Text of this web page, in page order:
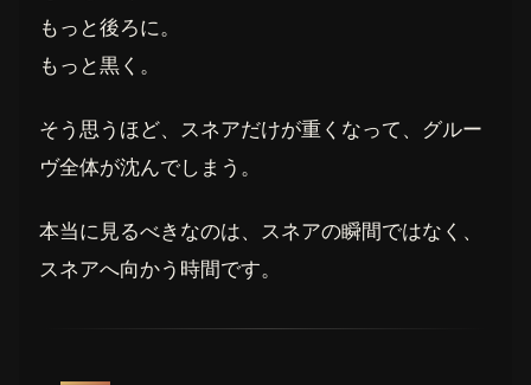
もっと後ろに。
もっと黒く。
そう思うほど、スネアだけが重くなって、グルー
ヴ全体が沈んでしまう。
本当に見るべきなのは、スネアの瞬間ではなく、
スネアへ向かう時間です。